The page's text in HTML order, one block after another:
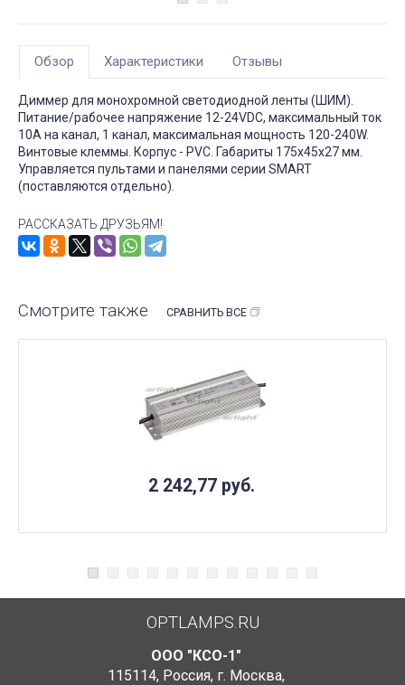
Обзор Характеристики Отзывы
Диммер для монохромной светодиодной ленты (ШИМ).
Питание/рабочее напряжение 12-24VDC, максимальный ток
10A на канал, 1 канал, максимальная мощность 120-240W.
Винтовые клеммы. Корпус - PVC. Габариты 175x45x27 мм.
Управляется пультами и панелями серии SMART
(поставляются отдельно).
РАССКАЗАТЬ ДРУЗЬЯМ!
Смотрите также СРАВНИТЬ ВСЕ
2 242,77 руб.
OPTLAMPS.RU
ООО "КСО-1"
115114, Россия, г. Москва,